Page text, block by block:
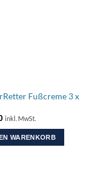
Fußcreme 3 x
inkl. MwSt.
WARENKORB